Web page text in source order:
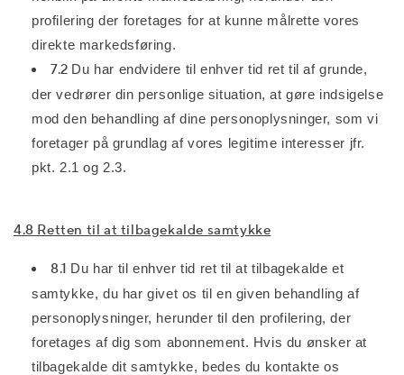
profilering der foretages for at kunne målrette vores
direkte markedsføring.
7.2 Du har endvidere til enhver tid ret til af grunde,
der vedrører din personlige situation, at gøre indsigelse
mod den behandling af dine personoplysninger, som vi
foretager på grundlag af vores legitime interesser jfr.
pkt. 2.1 og 2.3.
4.8 Retten til at tilbagekalde samtykke
8.1 Du har til enhver tid ret til at tilbagekalde et
samtykke, du har givet os til en given behandling af
personoplysninger, herunder til den profilering, der
foretages af dig som abonnement. Hvis du ønsker at
tilbagekalde dit samtykke, bedes du kontakte os